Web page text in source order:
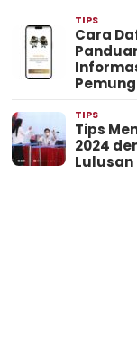
TIPS
Cara
TIPS
Tips
2024
Lulusan